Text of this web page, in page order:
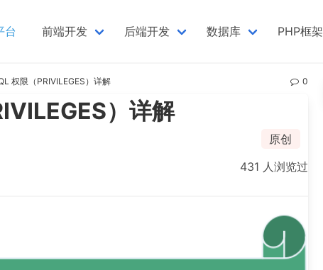
台 前端开发 后端开发 数据库 PHP框架
权限（PRIVILEGES）详解 0
）详解
原创
431 人浏览过